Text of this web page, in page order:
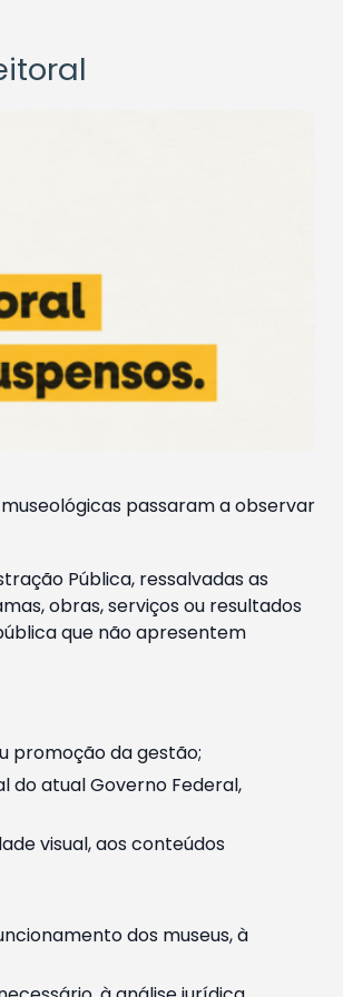
passaram a observar
Pública, ressalvadas as
obras, serviços ou resultados
que não apresentem
promoção da gestão;
do atual Governo Federal,
visual, aos conteúdos
dos museus, à